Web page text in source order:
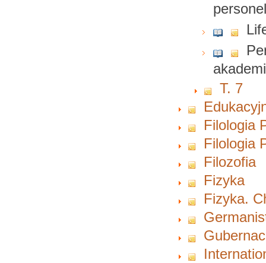
T. 7
Filologia
Filologia
Filozofia
Fizyka
Fizyka.